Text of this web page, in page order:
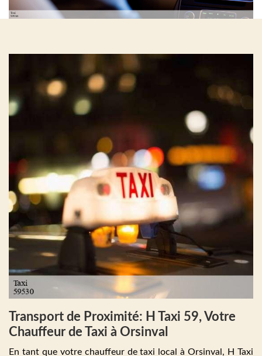
Transport de Proximité: H Taxi 59, Votre
Chauffeur de Taxi à Orsinval
En tant que votre chauffeur de taxi local à Orsinval, H Taxi